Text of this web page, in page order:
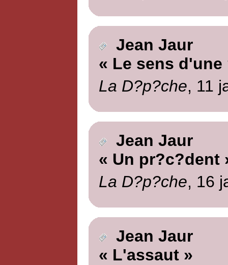
Jean Jaur
« Le sens
La D?p?che, 11
Jean Jaur
« Un pr?c?dent
La D?p?che, 16
Jean Jaur
« L'assaut »